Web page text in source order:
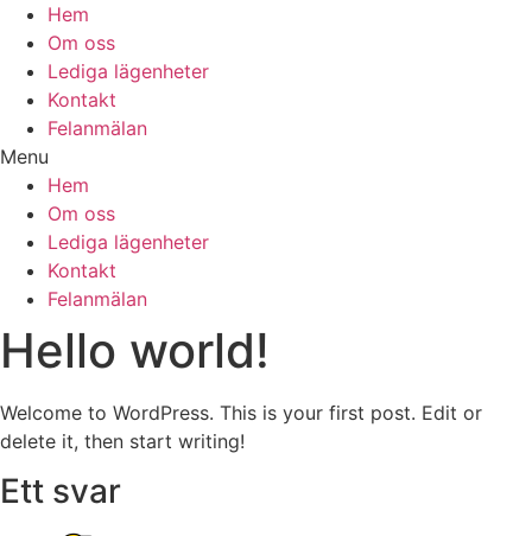
Hem
Om oss
Lediga lägenheter
Kontakt
Felanmälan
Menu
Hem
Om oss
Lediga lägenheter
Kontakt
Felanmälan
Hello world!
Welcome to WordPress. This is your first post. Edit or
delete it, then start writing!
Ett svar